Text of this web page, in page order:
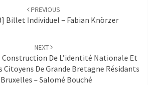
PREVIOUS
Billet Individuel – Fabian Knörzer
NEXT
Construction De L’identité Nationale Et
Citoyens De Grande Bretagne Résidants
– Salomé Bouché